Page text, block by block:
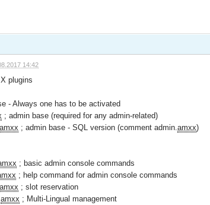
14:42
plugins
- Always one has to be activated
; admin base (required for any admin-related)
amxx ; admin base - SQL version (comment admin.amxx)
; basic admin console commands
; help command for admin console commands
amxx ; slot reservation
amxx ; Multi-Lingual management